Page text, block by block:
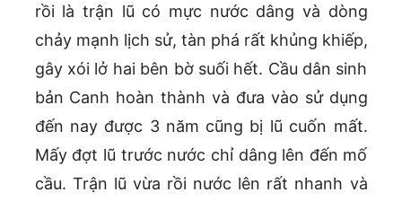
rồi là trận lũ có mực nước dâng và dòng
chảy mạnh lịch sử, tàn phá rất khủng khiếp,
gây xói lở hai bên bờ suối hết. Cầu dân sinh
bản Canh hoàn thành và đưa vào sử dụng
đến nay được 3 năm cũng bị lũ cuốn mất.
Mấy đợt lũ trước nước chỉ dâng lên đến mố
cầu. Trận lũ vừa rồi nước lên rất nhanh và